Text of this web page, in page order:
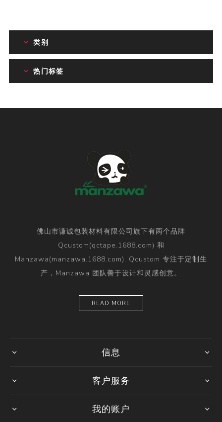
类别
热门标签
佛山市谦诚包装材料有限公司旗下有两个品牌
Qcustom(qctape.1688.com) 和
Manzawa(manzawa.1688.com), Qcustom 专注于定制生
产，Manzawa 团队善于设计和灵感创意。
READ MORE
信息
客户服务
我的账户